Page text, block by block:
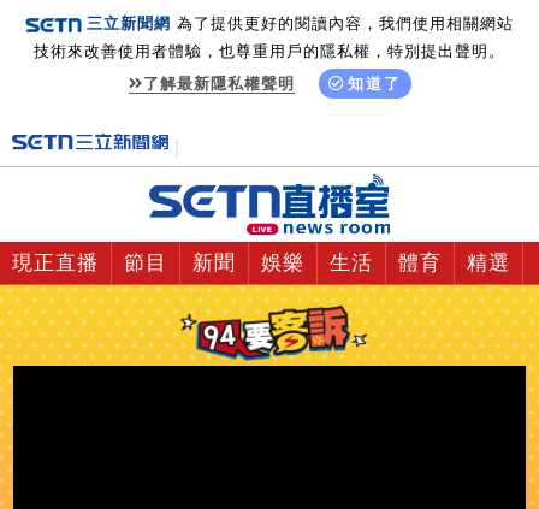
三立新聞網 為了提供更好的閱讀內容，我們使用相關網站
技術來改善使用者體驗，也尊重用戶的隱私權，特別提出聲明。
了解最新隱私權聲明
知道了
現正直播 節目 新聞 娛樂 生活 體育 精選